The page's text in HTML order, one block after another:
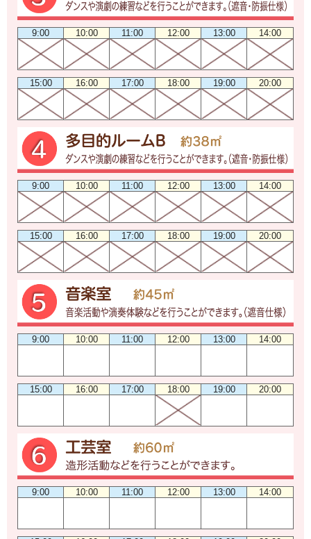
9:00 10:00 11:00 12:00 13:00 14:00
15:00 16:00 17:00 18:00 19:00 20:00
9:00 10:00 11:00 12:00 13:00 14:00
15:00 16:00 17:00 18:00 19:00 20:00
9:00 10:00 11:00 12:00 13:00 14:00
15:00 16:00 17:00 18:00 19:00 20:00
9:00 10:00 11:00 12:00 13:00 14:00